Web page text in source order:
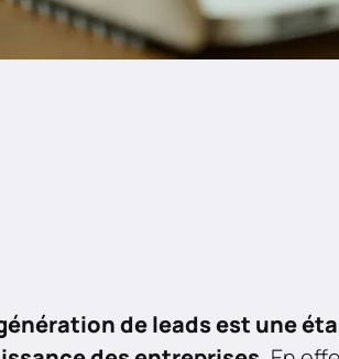
de leads est une